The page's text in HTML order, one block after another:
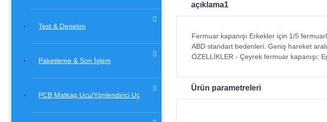
Test & Denetim
Paketleme & Son İşlem
PCB Matkap Ucu/Yönlendirici Uç
açıklama1
Fermuar kapanışı Erkekler için 1/5
ABD standart bedenleri. Geniş hareket
ÖZELLİKLER - Çeyrek fermuar kapanışı;
Ürün parametreleri